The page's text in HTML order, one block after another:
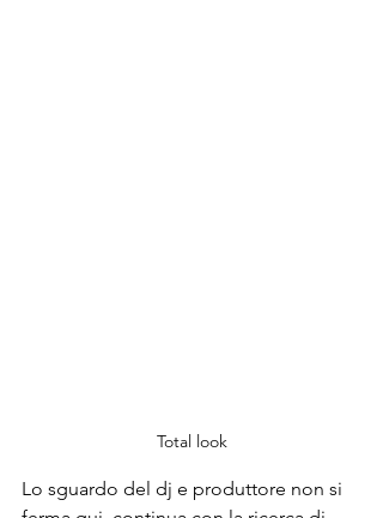
Total look
Lo sguardo del dj e produttore non si